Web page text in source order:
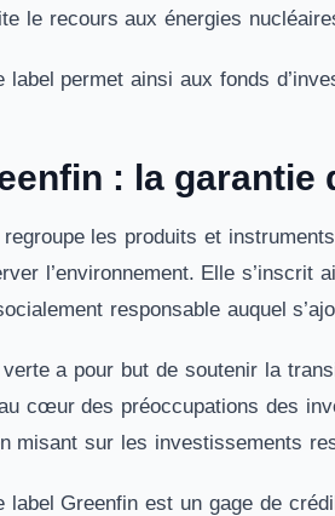
le recours aux énergies
label permet ainsi aux fonds
: la garantie
les produits et
l’environnement. Elle s’inscrit
responsable auquel
a pour but de soutenir la
cœur des préoccupations des
misant sur les investissements
label Greenfin est un gage de